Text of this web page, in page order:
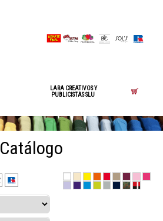
LARA CREATIVOS Y
PUBLICISTAS SLU
Catálogo